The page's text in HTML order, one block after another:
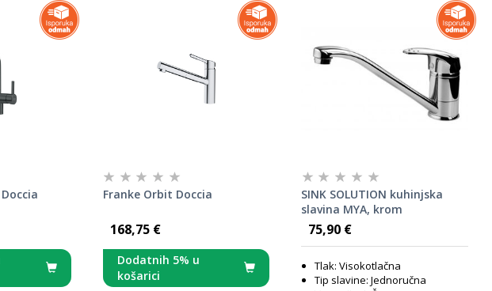
Franke Orbit Doccia
168,75 €
Dodatnih 5% u
košarici
SINK SOLUTION kuhinjska
slavina MYA, krom
75,90 €
Tlak: Visokotlačna
Tip slavine: Jednoručna